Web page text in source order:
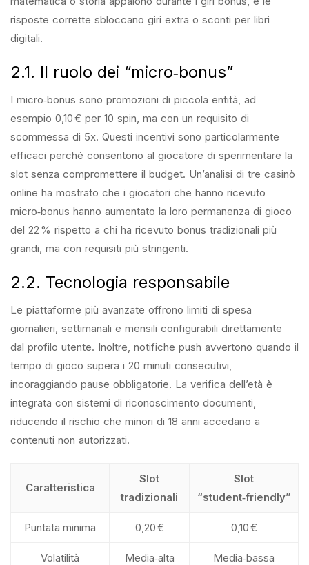
risposte corrette sbloccano giri extra o sconti per libri
digitali.
2.1. Il ruolo dei “micro‑bonus”
I micro‑bonus sono promozioni di piccola entità, ad
esempio 0,10 € per 10 spin, ma con un requisito di
scommessa di 5x. Questi incentivi sono particolarmente
efficaci perché consentono al giocatore di sperimentare la
slot senza compromettere il budget. Un’analisi di tre casinò
online ha mostrato che i giocatori che hanno ricevuto
micro‑bonus hanno aumentato la loro permanenza di gioco
del 22 % rispetto a chi ha ricevuto bonus tradizionali più
grandi, ma con requisiti più stringenti.
2.2. Tecnologia responsabile
Le piattaforme più avanzate offrono limiti di spesa
giornalieri, settimanali e mensili configurabili direttamente
dal profilo utente. Inoltre, notifiche push avvertono quando il
tempo di gioco supera i 20 minuti consecutivi,
incoraggiando pause obbligatorie. La verifica dell’età è
integrata con sistemi di riconoscimento documenti,
riducendo il rischio che minori di 18 anni accedano a
contenuti non autorizzati.
Caratteristica
Slot
tradizionali
Slot
“student‑friendly”
Puntata minima 0,20 € 0,10 €
Volatilità Media‑alta Media‑bassa